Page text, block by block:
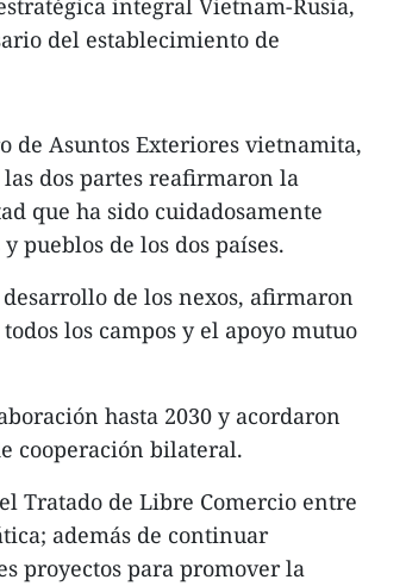
integral Vietnam-Rusia,
del establecimiento de
Asuntos Exteriores vietnamita,
dos partes reafirmaron la
que ha sido cuidadosamente
pueblos de los dos países.
de los nexos, afirmaron
los campos y el apoyo mutuo
hasta 2030 y acordaron
cooperación bilateral.
Tratado de Libre Comercio entre
además de continuar
proyectos para promover la